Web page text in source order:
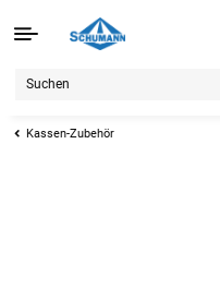
Kassen-Zubehör